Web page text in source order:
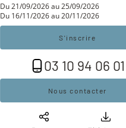
Du 21/09/2026 au 25/09/2026
Du 16/11/2026 au 20/11/2026
S'inscrire
03 10 94 06 01
Nous contacter